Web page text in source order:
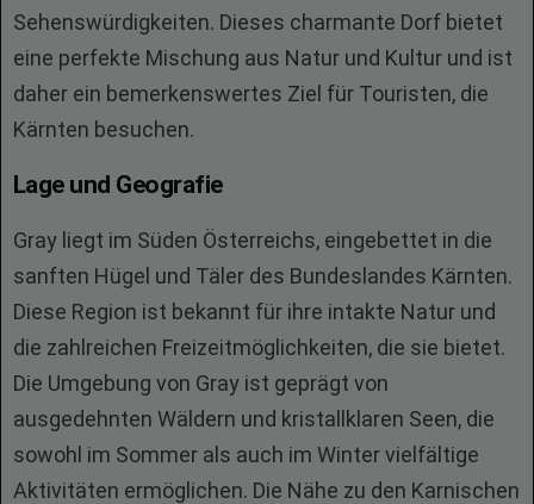
Sehenswürdigkeiten. Dieses charmante Dorf bietet
eine perfekte Mischung aus Natur und Kultur und ist
daher ein bemerkenswertes Ziel für Touristen, die
Kärnten besuchen.
Lage und Geografie
Gray liegt im Süden Österreichs, eingebettet in die
sanften Hügel und Täler des Bundeslandes Kärnten.
Diese Region ist bekannt für ihre intakte Natur und
die zahlreichen Freizeitmöglichkeiten, die sie bietet.
Die Umgebung von Gray ist geprägt von
ausgedehnten Wäldern und kristallklaren Seen, die
sowohl im Sommer als auch im Winter vielfältige
Aktivitäten ermöglichen. Die Nähe zu den Karnischen